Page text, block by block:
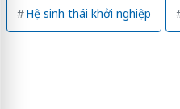
Hệ sinh thái khởi nghiệp